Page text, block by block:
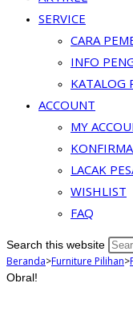
SERVICE
CARA
INFO
KATALOG
ACCOUNT
MY
LACAK
WISHLIST
FAQ
Search this website
Beranda>Furniture Pilihan>
Obral!